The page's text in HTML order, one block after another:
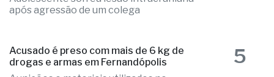
após agressão de um colega
Acusado é preso com mais de 6 kg de
drogas e armas em Fernandópolis
5